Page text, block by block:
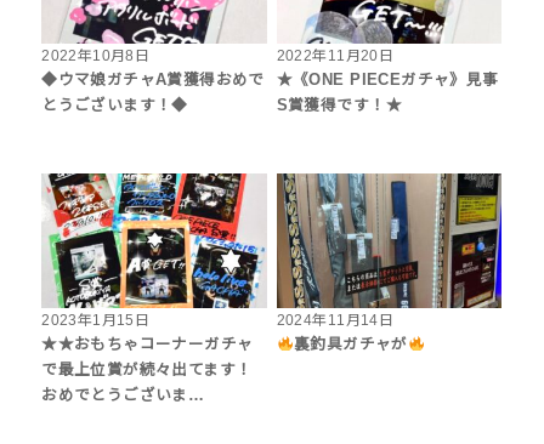
2022年10月8日
◆ウマ娘ガチャA賞獲得おめで
とうございます！◆
2022年11月20日
★《ONE PIECEガチャ》見事
S賞獲得です！★
2023年1月15日
★★おもちゃコーナーガチャ
で最上位賞が続々出てます！
おめでとうございま…
2024年11月14日
‎裏釣具ガチャが